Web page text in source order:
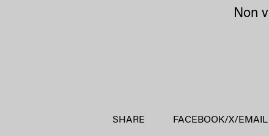
Non
SHARE FACEBOOK/X/ EMAIL